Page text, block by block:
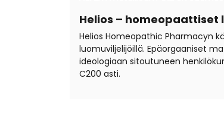
Helios – homeopaattiset
Helios Homeopathic Pharmacyn
luomuviljelijöillä. Epäorgaaniset
ideologiaan sitoutuneen
C200 asti.